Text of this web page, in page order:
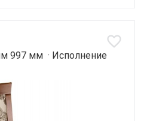
997 мм · Исполнение